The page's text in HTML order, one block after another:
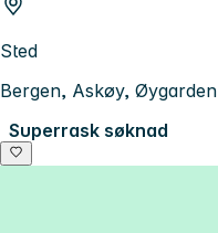
Sted
Bergen, Askøy, Øygarden
Superrask søknad